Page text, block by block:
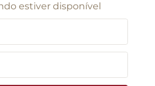
estiver disponível